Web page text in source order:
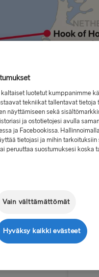
,
luotetut kumppanimme
tekniikat tallentavat tietoja
näyttämiseen sekä
ja ostotietojesi avulla
ja Facebookissa.
tietojasi ja mihin tarkoituksiin
peruuttaa suostumuksesi koska
Vain välttämättömät
Hyväksy kaikki evästeet